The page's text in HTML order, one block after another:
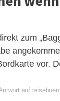
zum
vor.
auf